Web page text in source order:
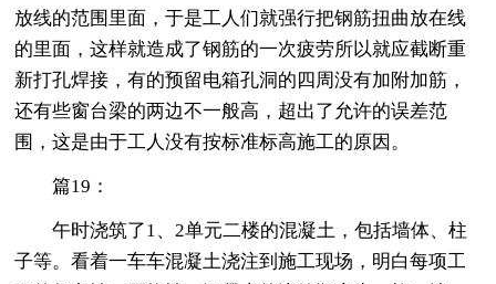
放线的范围里面，于是工人们就强行把钢筋扭曲放在线
的里面，这样就造成了钢筋的一次疲劳所以就应截断重
新打孔焊接，有的预留电箱孔洞的四周没有加附加筋，
还有些窗台梁的两边不一般高，超出了允许的误差范
围，这是由于工人没有按标准标高施工的原因。
篇19：
午时浇筑了1、2单元二楼的混凝土，包括墙体、柱
子等。看着一车车混凝土浇注到施工现场，明白每项工